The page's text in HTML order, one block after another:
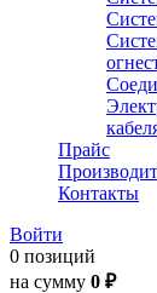
Прайс
Контакты
Войти
0 позиций
на сумму 0 ₽